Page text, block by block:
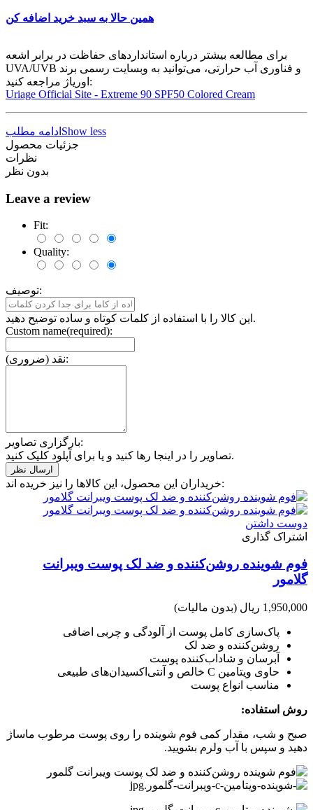
همین حالا به سبد خرید اضافه کن
برای مطالعه بیشتر درباره استانداردهای حفاظت در برابر اشعه
UVA/UVB و فناوری آب حرارتی، می‌توانید به وبسایت رسمی برند
اوریاژ مراجعه کنید:
Uriage Official Site - Extreme 90 SPF50 Colored Cream
ادامه مطلب Show less
جزئیات محصول
نظرات
بدون نظر
Leave a review
Fit:
Quality:
توصیف:
این کالا را با استفاده از کلمات کوتاه و ساده توضیح دهید.
Custom name(required):
نقد (ضروری):
بارگزاری تصاویر:
تصاویر را در اینجا رها کنید و یا برای آپلود کلیک کنید.
خریداران این محصول، این کالاها را نیز خریده اند:
دوست داشتن
اشتراک گذاری
فوم شوینده روشن‌کننده و ضد لک پوست ویبرانت
گلامور
1,950,000 ریال (بدون مالیات)
پاک‌سازی کامل پوست از آلودگی و چربی اضافی
روشن‌کننده و ضد لک
آبرسان و شاداب‌کننده پوست
حاوی ویتامین C خالص و آنتی‌اکسیدان‌های طبیعی
مناسب انواع پوست
روش استفاده:
صبح و شب، مقدار کمی فوم شوینده را روی پوست مرطوب ماساژ
دهید و سپس با آب ولرم بشویید.